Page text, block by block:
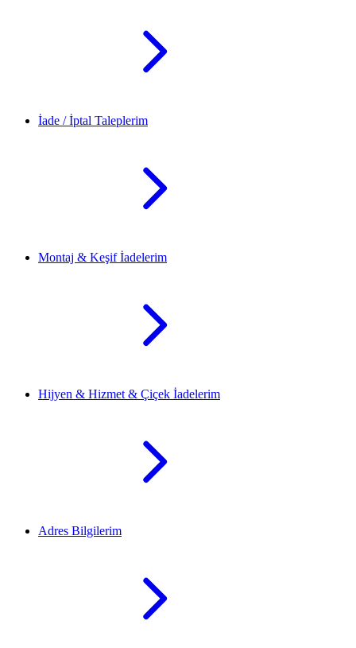
İade / İptal Taleplerim
Montaj & Keşif İadelerim
Hijyen & Hizmet & Çiçek İadelerim
Adres Bilgilerim